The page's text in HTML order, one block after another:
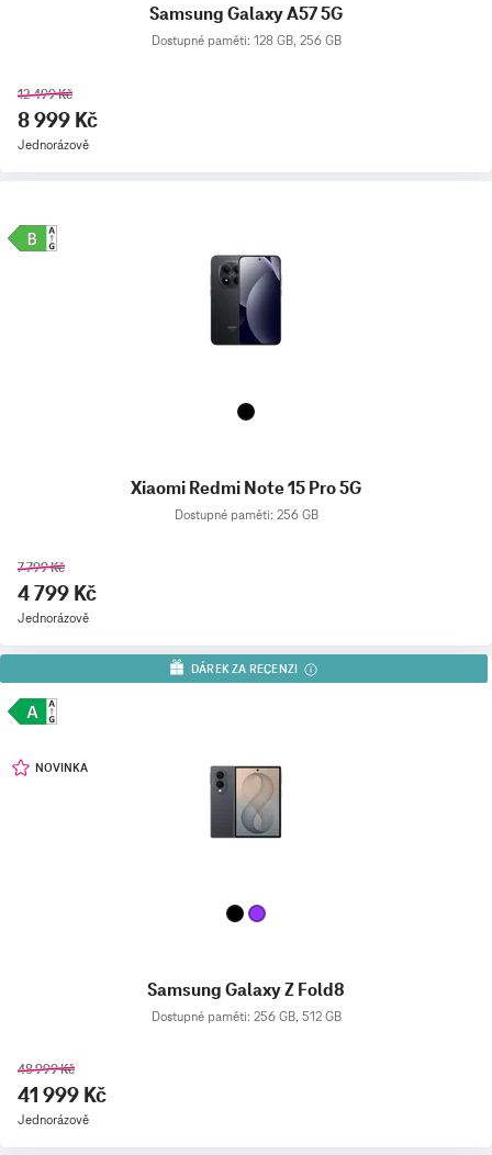
Samsung Galaxy A57 5G
Dostupné paměti: 128 GB, 256 GB
12 499 Kč
8 999 Kč
Jednorázově
Xiaomi Redmi Note 15 Pro 5G
Dostupné paměti: 256 GB
7 799 Kč
4 799 Kč
Jednorázově
DÁREK ZA RECENZI
NOVINKA
Samsung Galaxy Z Fold8
Dostupné paměti: 256 GB, 512 GB
48 999 Kč
41 999 Kč
Jednorázově